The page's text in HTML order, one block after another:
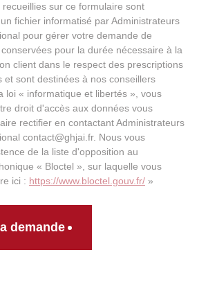
sur ce formulaire sont
fichier informatisé par Administrateurs
pour gérer votre demande de
pour la durée nécessaire à la
client dans le respect des prescriptions
et sont destinées à nos conseillers
loi « informatique et libertés », vous
droit d'accès aux données vous
rectifier en contactant Administrateurs
contact@ghjai.fr. Nous vous
de la liste d'opposition au
« Bloctel », sur laquelle vous
ici : https://www.bloctel.gouv.fr/ »
demande